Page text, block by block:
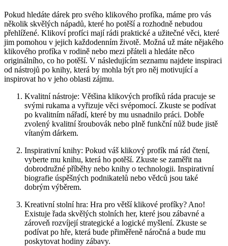
Pokud ​hledáte dárek ​pro svého klikového profíka, máme pro vás
několik skvělých nápadů, které ho potěší a rozhodně nebudou
přehlížené.​ Klikoví profíci‍ mají‌ rádi praktické ‌a užitečné ‌věci, které⁢
jim pomohou v ​jejich každodenním životě.⁢ Možná už ‍máte nějakého
klikového ⁤profíka v rodině‍ nebo mezi přáteli a hledáte něco
originálního,​ co ho potěší. V‌ následujícím seznamu najdete inspiraci
od nástrojů po knihy, která by mohla být pro něj motivující a
inspirovat ‌ho v jeho oblasti zájmu.
Kvalitní ⁢nástroje: Většina klikových profíků ‌ráda pracuje se
svými rukama a⁣ vyřizuje věci svépomocí. Zkuste se⁢ podívat
po ⁢kvalitním⁤ nářadí, které by ⁣mu usnadnilo práci. Dobře
zvolený kvalitní šroubovák nebo plně funkční⁤ nůž bude jistě
vítaným dárkem.
Inspirativní knihy: Pokud váš klikový profík má rád čtení,⁢
vyberte mu knihu, která ho potěší. Zkuste se​ zaměřit na
dobrodružné ⁤příběhy nebo knihy o technologii. Inspirativní
biografie úspěšných podnikatelů nebo vědců⁣ jsou také
dobrým⁢ výběrem.
Kreativní stolní hra: ⁢Hra pro větší klikové profíky? Ano!
Existuje řada⁢ skvělých stolních her,​ které jsou zábavné a⁢
zároveň⁣ rozvíjejí strategické a logické⁣ myšlení.⁤ Zkuste se
podívat⁤ po hře, která bude přiměřeně náročná a bude mu
poskytovat hodiny zábavy.